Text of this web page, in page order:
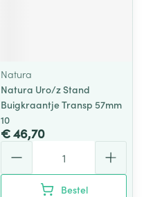
Natura
Natura Uro/z Stand
Buigkraantje Transp 57mm
10
€ 46,70
Bestel